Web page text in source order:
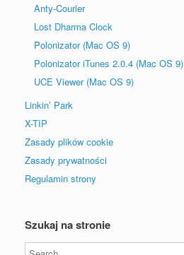
Anty-Courier
Lost Dharma Clock
Polonizator (Mac OS 9)
Polonizator iTunes 2.0.4 (Mac OS 9)
UCE Viewer (Mac OS 9)
Linkin’ Park
X-TIP
Zasady plików cookie
Zasady prywatności
Regulamin strony
Szukaj na stronie